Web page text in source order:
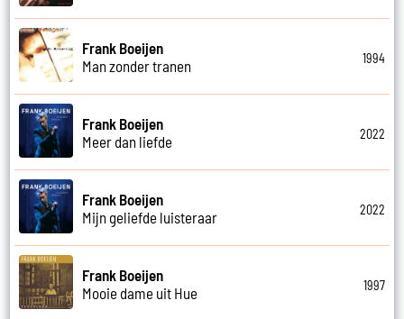
Frank Boeijen
Man zonder tranen
1994
Frank Boeijen
Meer dan liefde
2022
Frank Boeijen
Mijn geliefde luisteraar
2022
Frank Boeijen
Mooie dame uit Hue
1997